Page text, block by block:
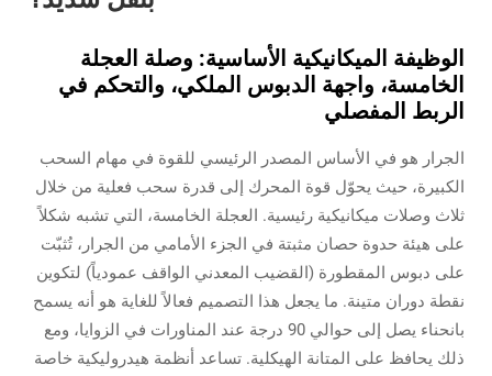
الوظيفة الميكانيكية الأساسية: وصلة العجلة
الخامسة، واجهة الدبوس الملكي، والتحكم في
الربط المفصلي
الجرار هو في الأساس المصدر الرئيسي للقوة في مهام السحب
الكبيرة، حيث يحوّل قوة المحرك إلى قدرة سحب فعلية من خلال
ثلاث وصلات ميكانيكية رئيسية. العجلة الخامسة، التي تشبه شكلاً
على هيئة حدوة حصان مثبتة في الجزء الأمامي من الجرار، تُثبّت
على دبوس المقطورة (القضيب المعدني الواقف عمودياً) لتكوين
نقطة دوران متينة. ما يجعل هذا التصميم فعالاً للغاية هو أنه يسمح
بانحناء يصل إلى حوالي 90 درجة عند المناورات في الزوايا، ومع
ذلك يحافظ على المتانة الهيكلية. تساعد أنظمة هيدروليكية خاصة